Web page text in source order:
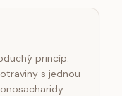
princíp.
s jednou